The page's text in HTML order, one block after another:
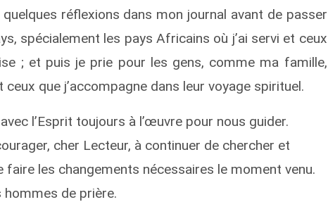
réflexions dans mon journal avant de passer
spécialement les pays Africains où j’ai servi et ceux
; et puis je prie pour les gens, comme ma famille,
que j’accompagne dans leur voyage spirituel.
l’Esprit toujours à l’œuvre pour nous guider.
cher Lecteur, à continuer de chercher et
les changements nécessaires le moment venu.
hommes de prière.